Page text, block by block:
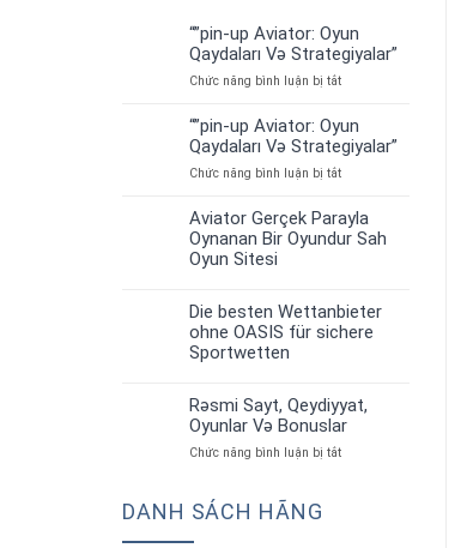
“”pin-up Aviator: Oyun
Qaydaları Və Strategiyalar”
Chức năng bình luận bị tắtở
Aviator:
Oyun
Qaydaları
Strategiyalar”
“”pin-up Aviator: Oyun
Qaydaları Və Strategiyalar”
Chức năng bình luận bị tắtở
Aviator:
Oyun
Strategiyalar”
Aviator Gerçek Parayla
Oynanan Bir Oyundur Sah
Oyun Sitesi
Die besten Wettanbieter
ohne OASIS für sichere
Sportwetten
Rəsmi Sayt, Qeydiyyat,
Oyunlar Və Bonuslar
Chức năng bình luận bị tắtở
DANH SÁCH HÃNG